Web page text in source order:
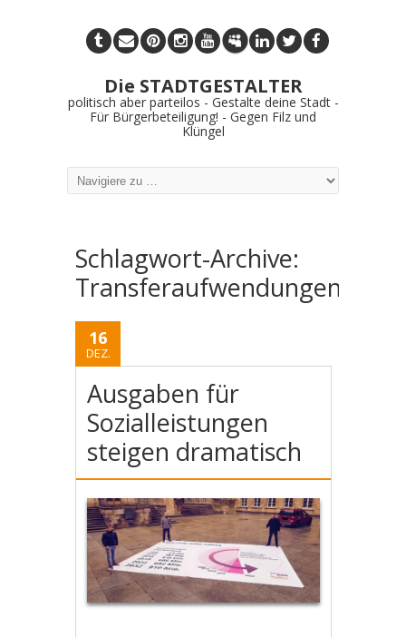
Die STADTGESTALTER
politisch aber parteilos - Gestalte deine Stadt -
Für Bürgerbeteiligung! - Gegen Filz und
Klüngel
Schlagwort-Archive:
Transferaufwendungen
16
DEZ.
Ausgaben für
Sozialleistungen
steigen dramatisch